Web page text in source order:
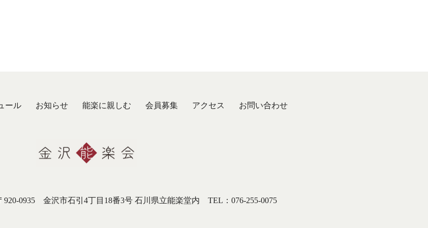
ール お知らせ 能楽に親しむ 会員募集 アクセス お問い合わせ
0935 金沢市石引4丁目18番3号 石川県立能楽堂内 TEL：076-255-0075